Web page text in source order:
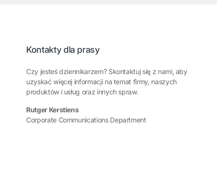
Kontakty dla prasy
Czy jesteś dziennikarzem? Skontaktuj się z nami, aby
uzyskać więcej informacji na temat firmy, naszych
produktów i usług oraz innych spraw.
Rutger Kerstiens
Corporate Communications Department